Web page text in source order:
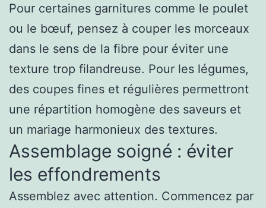
Pour certaines garnitures comme le poulet
ou le bœuf, pensez à couper les morceaux
dans le sens de la fibre pour éviter une
texture trop filandreuse. Pour les légumes,
des coupes fines et régulières permettront
une répartition homogène des saveurs et
un mariage harmonieux des textures.
Assemblage soigné : éviter
les effondrements
Assemblez avec attention. Commencez par